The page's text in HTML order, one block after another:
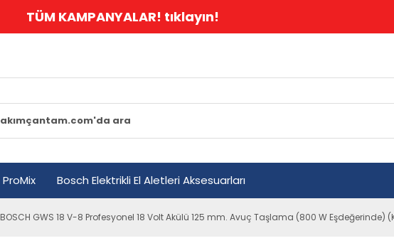
TÜM KAMPANYALAR! tıklayın!
ProMix Bosch Elektrikli El Aletleri Aksesuarları
BOSCH GWS 18 V-8 Profesyonel 18 Volt Akülü 125 mm. Avuç Taşlama (800 W